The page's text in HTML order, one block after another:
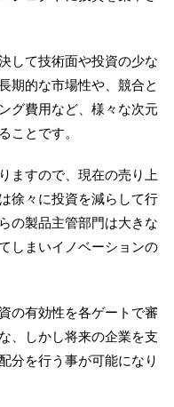
して技術面や投資の少な
期的な市場性や、競合と
グ費用など、様々な次元
ことです。
ますので、現在の売り上
徐々に投資を減らして行
の製品主管部門は大きな
しまいイノベーションの
の有効性を各ゲートで審
、しかし将来の企業を支
分を行う事が可能になり